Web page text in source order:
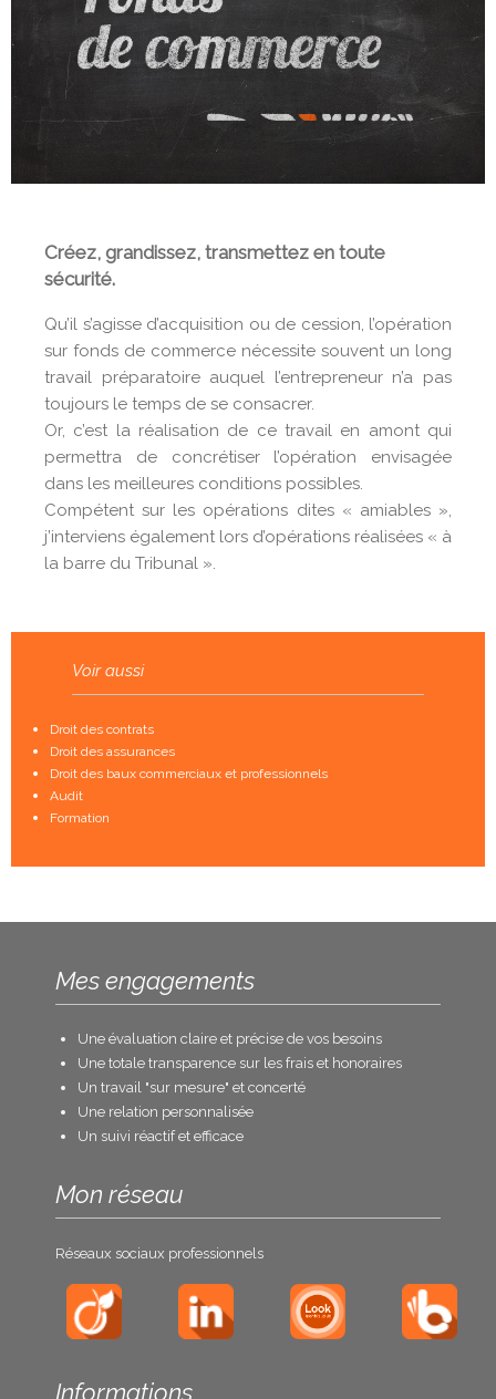
Créez, grandissez, transmettez en toute
sécurité.
Qu’il s’agisse d’acquisition ou de cession, l’opération
sur fonds de commerce nécessite souvent un long
travail préparatoire auquel l’entrepreneur n’a pas
toujours le temps de se consacrer.
Or, c’est la réalisation de ce travail en amont qui
permettra de concrétiser l’opération envisagée
dans les meilleures conditions possibles.
Compétent sur les opérations dites « amiables »,
j’interviens également lors d’opérations réalisées « à
la barre du Tribunal ».
Voir aussi
Droit des contrats
Droit des assurances
Droit des baux commerciaux et professionnels
Audit
Formation
Mes engagements
Une évaluation claire et précise de vos besoins
Une totale transparence sur les frais et honoraires
Un travail "sur mesure" et concerté
Une relation personnalisée
Un suivi réactif et efficace
Mon réseau
Réseaux sociaux professionnels
Informations